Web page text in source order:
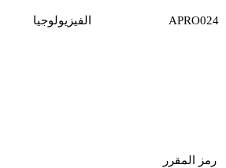
APRO024 الفيزيولوجيا
رمز المقرر